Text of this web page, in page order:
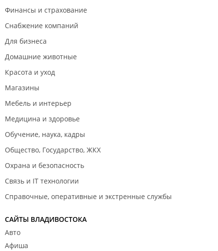
Финансы и страхование
Снабжение компаний
Для бизнеса
Домашние животные
Красота и уход
Магазины
Мебель и интерьер
Медицина и здоровье
Обучение, наука, кадры
Общество, Государство, ЖКХ
Охрана и безопасность
Связь и IT технологии
Справочные, оперативные и экстренные службы
САЙТЫ ВЛАДИВОСТОКА
Авто
Афиша